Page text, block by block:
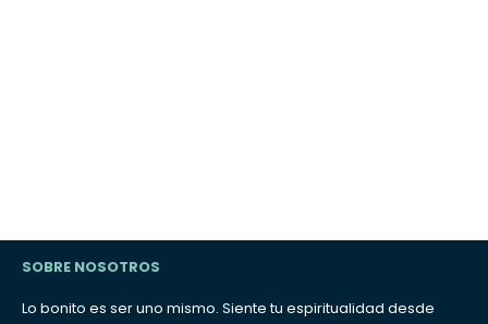
SOBRE NOSOTROS
Lo bonito es ser uno mismo. Siente tu espiritualidad desde